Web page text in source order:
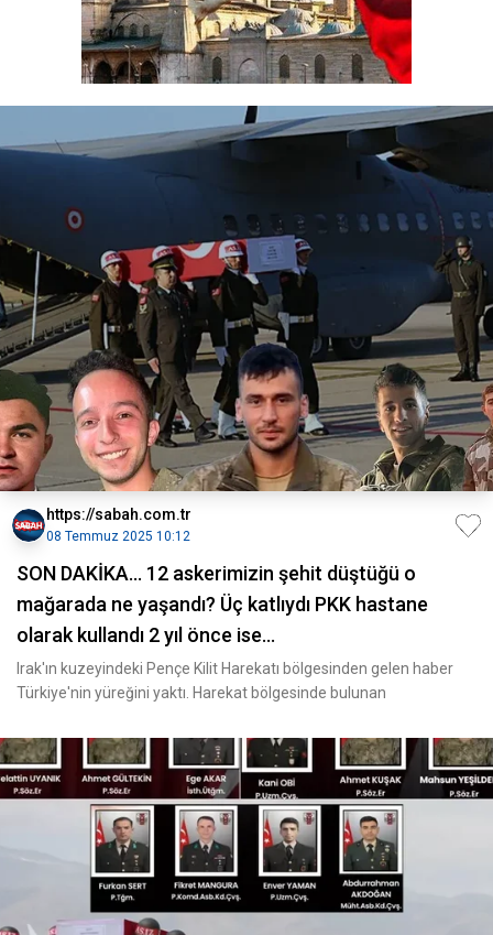
https://sabah.com.tr
08 Temmuz 2025 10:12
SON DAKİKA… 12 askerimizin şehit düştüğü o
mağarada ne yaşandı? Üç katlıydı PKK hastane
olarak kullandı 2 yıl önce ise…
Irak'ın kuzeyindeki Pençe Kilit Harekatı bölgesinden gelen haber
Türkiye'nin yüreğini yaktı. Harekat bölgesinde bulunan